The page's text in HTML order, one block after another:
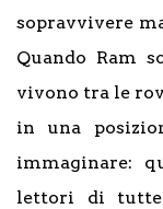
sopravvivere
Quando Ram
vivono tra le
in una
immaginare:
lettori di tutte